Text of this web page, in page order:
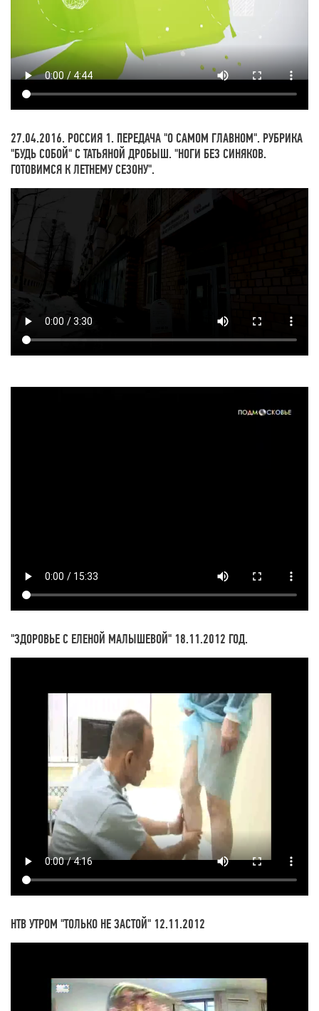
27.04.2016. РОССИЯ 1. ПЕРЕДАЧА "О САМОМ ГЛАВНОМ". РУБРИКА
"БУДЬ СОБОЙ" С ТАТЬЯНОЙ ДРОБЫШ. "НОГИ БЕЗ СИНЯКОВ.
ГОТОВИМСЯ К ЛЕТНЕМУ СЕЗОНУ".
"ЗДОРОВЬЕ С ЕЛЕНОЙ МАЛЫШЕВОЙ" 18.11.2012 ГОД.
НТВ УТРОМ "ТОЛЬКО НЕ ЗАСТОЙ" 12.11.2012